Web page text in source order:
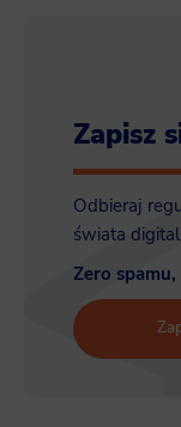
Zapisz
Odbieraj
świata
Zero